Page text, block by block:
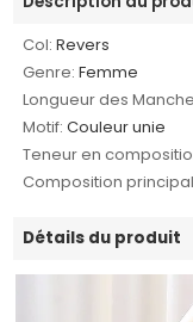
Col: Revers
Genre: Femme
Longueur des
Motif: Couleur unie
Teneur en
Composition
Détails du produit